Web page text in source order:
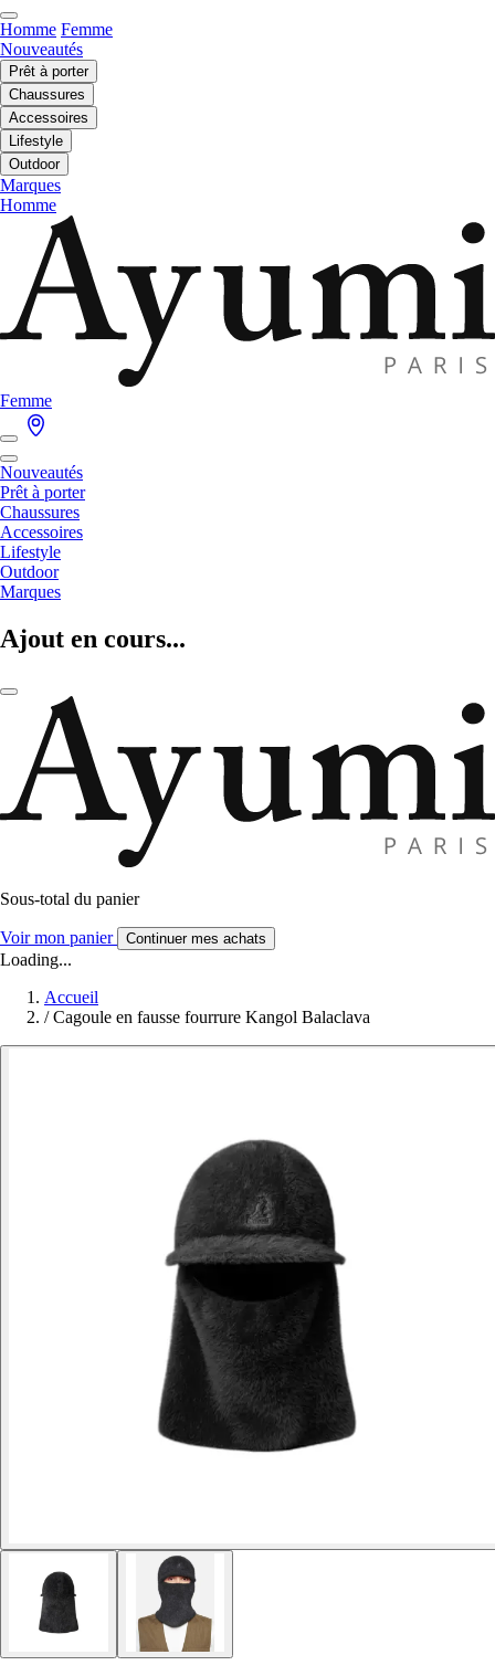
Homme Femme
Nouveautés
Prêt à porter
Chaussures
Accessoires
Lifestyle
Outdoor
Marques
Homme
Femme
Nouveautés
Prêt à porter
Chaussures
Accessoires
Lifestyle
Outdoor
Marques
Ajout en cours...
Sous-total du panier
Voir mon panier Continuer mes achats
Loading...
Accueil
/ Cagoule en fausse fourrure Kangol Balaclava